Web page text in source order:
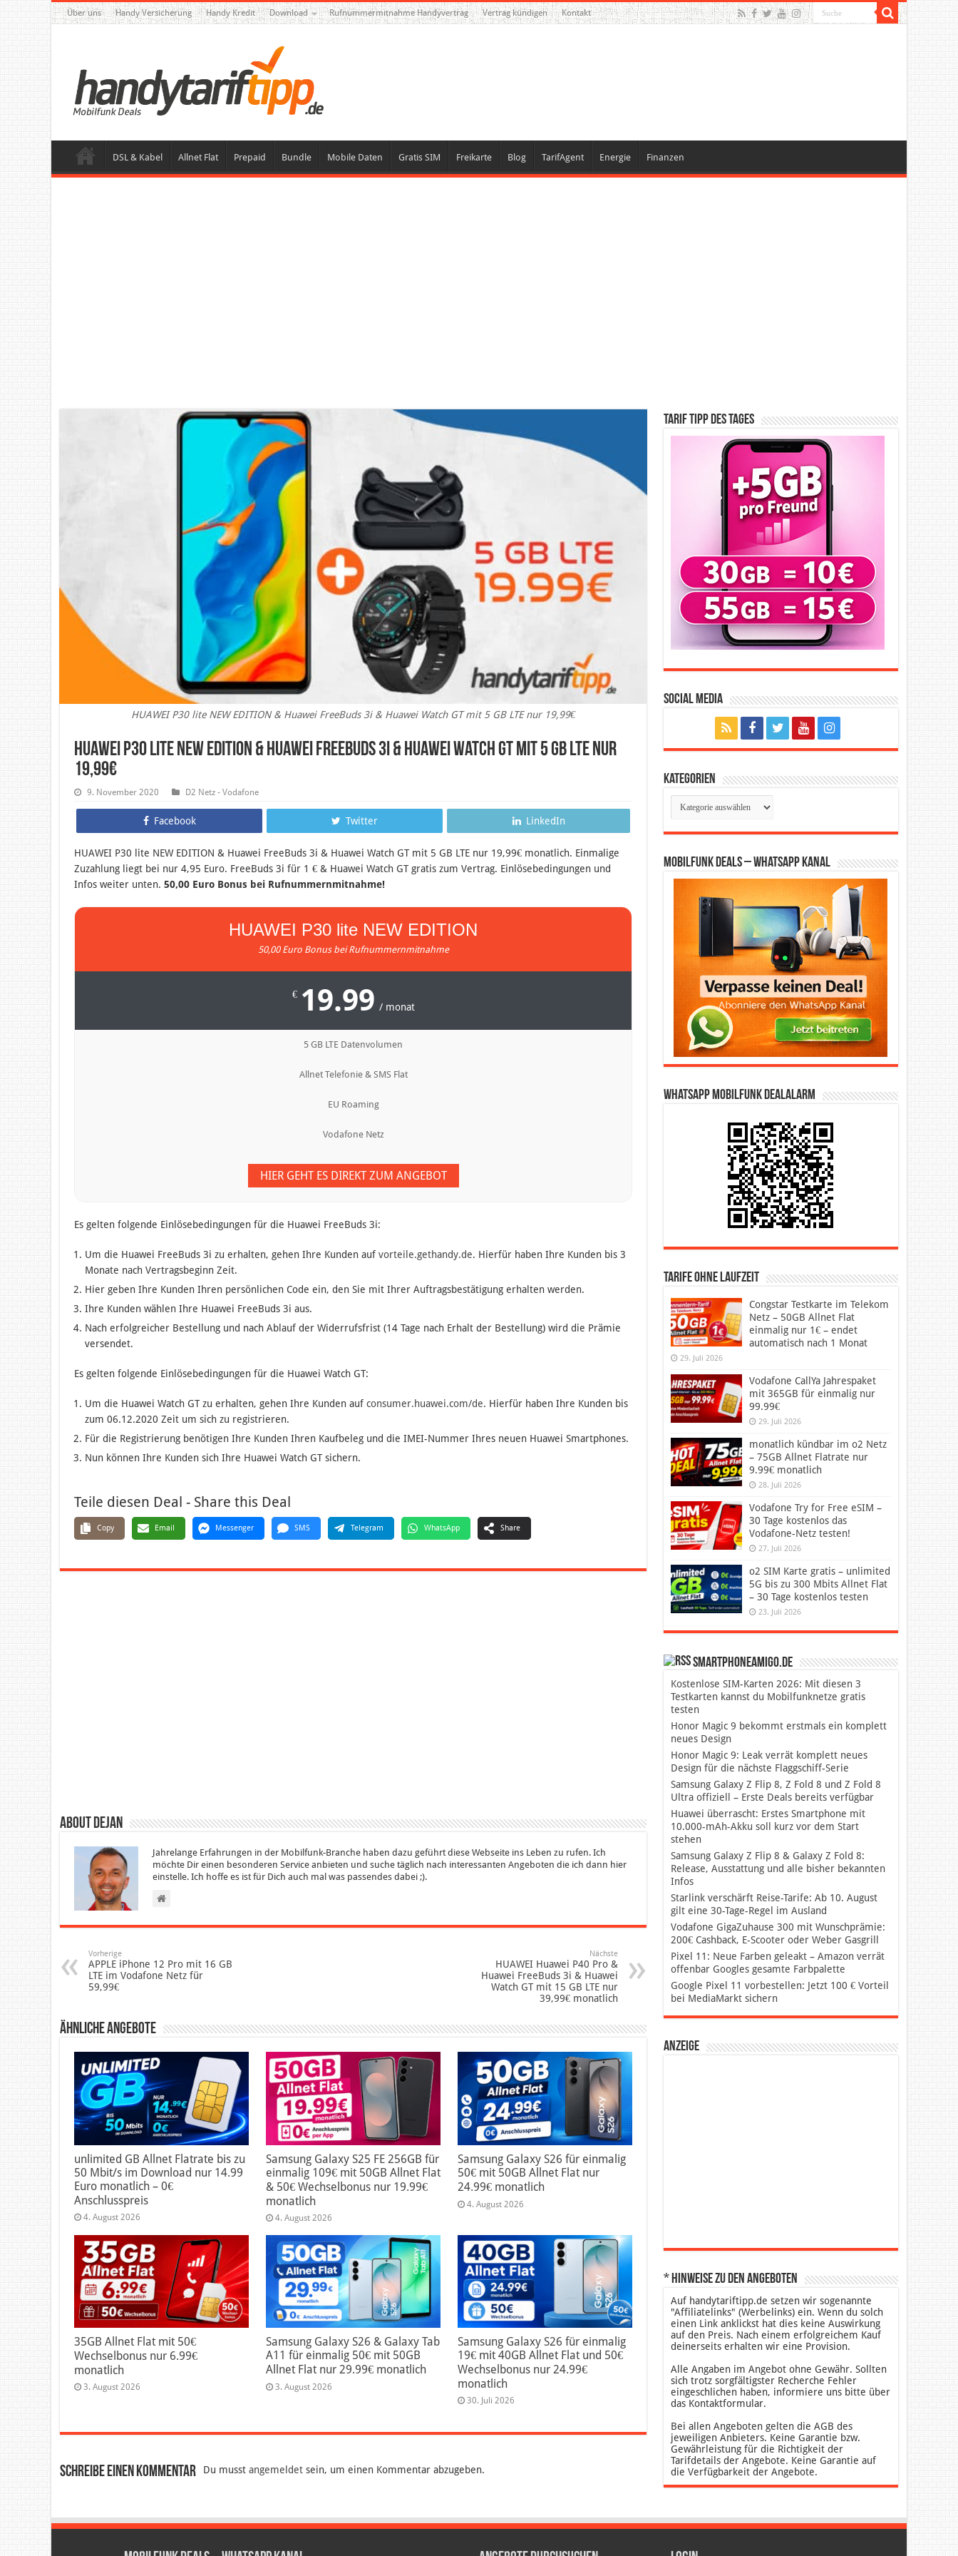
Über uns Handy Versicherung Handy Kredit Download Rufnummermitnahme Handyvertrag Vertrag kündigen Kontakt
DSL & Kabel Allnet Flat Prepaid Bundle Mobile Daten Gratis SIM Freikarte Blog TarifAgent Energie Finanzen
HUAWEI P30 lite NEW EDITION & Huawei FreeBuds 3i & Huawei Watch GT mit 5 GB LTE nur 19,99€
HUAWEI P30 lite NEW EDITION & Huawei FreeBuds 3i & Huawei Watch GT mit 5 GB LTE nur
19,99€
9. November 2020 D2 Netz - Vodafone
Facebook Twitter LinkedIn
HUAWEI P30 lite NEW EDITION & Huawei FreeBuds 3i & Huawei Watch GT mit 5 GB LTE nur 19,99€ monatlich. Einmalige
Zuzahlung liegt bei nur 4,95 Euro. FreeBuds 3i für 1 € & Huawei Watch GT gratis zum Vertrag. Einlösebedingungen und
Infos weiter unten. 50,00 Euro Bonus bei Rufnummernmitnahme!
HUAWEI P30 lite NEW EDITION
50,00 Euro Bonus bei Rufnummernmitnahme
€ 19.99 / monat
5 GB LTE Datenvolumen
Allnet Telefonie & SMS Flat
EU Roaming
Vodafone Netz
HIER GEHT ES DIREKT ZUM ANGEBOT
Es gelten folgende Einlösebedingungen für die Huawei FreeBuds 3i:
Um die Huawei FreeBuds 3i zu erhalten, gehen Ihre Kunden auf vorteile.gethandy.de. Hierfür haben Ihre Kunden bis 3
Monate nach Vertragsbeginn Zeit.
Hier geben Ihre Kunden Ihren persönlichen Code ein, den Sie mit Ihrer Auftragsbestätigung erhalten werden.
Ihre Kunden wählen Ihre Huawei FreeBuds 3i aus.
Nach erfolgreicher Bestellung und nach Ablauf der Widerrufsfrist (14 Tage nach Erhalt der Bestellung) wird die Prämie
versendet.
Es gelten folgende Einlösebedingungen für die Huawei Watch GT:
Um die Huawei Watch GT zu erhalten, gehen Ihre Kunden auf consumer.huawei.com/de. Hierfür haben Ihre Kunden bis
zum 06.12.2020 Zeit um sich zu registrieren.
Für die Registrierung benötigen Ihre Kunden Ihren Kaufbeleg und die IMEI-Nummer Ihres neuen Huawei Smartphones.
Nun können Ihre Kunden sich Ihre Huawei Watch GT sichern.
Teile diesen Deal - Share this Deal
Copy Email Messenger SMS Telegram WhatsApp Share
About Dejan
Jahrelange Erfahrungen in der Mobilfunk-Branche haben dazu geführt diese Webseite ins Leben zu rufen. Ich
möchte Dir einen besonderen Service anbieten und suche täglich nach interessanten Angeboten die ich dann hier
einstelle. Ich hoffe es ist für Dich auch mal was passendes dabei ;).
Vorherige
APPLE iPhone 12 Pro mit 16 GB
LTE im Vodafone Netz für
59,99€
Nächste
HUAWEI Huawei P40 Pro &
Huawei FreeBuds 3i & Huawei
Watch GT mit 15 GB LTE nur
39,99€ monatlich
Ähnliche Angebote
unlimited GB Allnet Flatrate bis zu
50 Mbit/s im Download nur 14.99
Euro monatlich – 0€
Anschlusspreis
4. August 2026
Samsung Galaxy S25 FE 256GB für
einmalig 109€ mit 50GB Allnet Flat
& 50€ Wechselbonus nur 19.99€
monatlich
4. August 2026
Samsung Galaxy S26 für einmalig
50€ mit 50GB Allnet Flat nur
24.99€ monatlich
4. August 2026
35GB Allnet Flat mit 50€
Wechselbonus nur 6.99€
monatlich
3. August 2026
Samsung Galaxy S26 & Galaxy Tab
A11 für einmalig 50€ mit 50GB
Allnet Flat nur 29.99€ monatlich
3. August 2026
Samsung Galaxy S26 für einmalig
19€ mit 40GB Allnet Flat und 50€
Wechselbonus nur 24.99€
monatlich
30. Juli 2026
Schreibe einen Kommentar Du musst angemeldet sein, um einen Kommentar abzugeben.
Tarif Tipp des Tages
Social Media
Kategorien
Kategorien
Mobilfunk Deals – WhatsApp Kanal
WhatsApp Mobilfunk DealAlarm
Tarife ohne Laufzeit
Congstar Testkarte im Telekom
Netz – 50GB Allnet Flat
einmalig nur 1€ – endet
automatisch nach 1 Monat
29. Juli 2026
Vodafone CallYa Jahrespaket
mit 365GB für einmalig nur
99.99€
29. Juli 2026
monatlich kündbar im o2 Netz
– 75GB Allnet Flatrate nur
9.99€ monatlich
28. Juli 2026
Vodafone Try for Free eSIM –
30 Tage kostenlos das
Vodafone-Netz testen!
27. Juli 2026
o2 SIM Karte gratis – unlimited
5G bis zu 300 Mbits Allnet Flat
– 30 Tage kostenlos testen
23. Juli 2026
SmartphoneAmigo.de
Kostenlose SIM-Karten 2026: Mit diesen 3
Testkarten kannst du Mobilfunknetze gratis
testen
Honor Magic 9 bekommt erstmals ein komplett
neues Design
Honor Magic 9: Leak verrät komplett neues
Design für die nächste Flaggschiff-Serie
Samsung Galaxy Z Flip 8, Z Fold 8 und Z Fold 8
Ultra offiziell – Erste Deals bereits verfügbar
Huawei überrascht: Erstes Smartphone mit
10.000-mAh-Akku soll kurz vor dem Start
stehen
Samsung Galaxy Z Flip 8 & Galaxy Z Fold 8:
Release, Ausstattung und alle bisher bekannten
Infos
Starlink verschärft Reise-Tarife: Ab 10. August
gilt eine 30-Tage-Regel im Ausland
Vodafone GigaZuhause 300 mit Wunschprämie:
200€ Cashback, E-Scooter oder Weber Gasgrill
Pixel 11: Neue Farben geleakt – Amazon verrät
offenbar Googles gesamte Farbpalette
Google Pixel 11 vorbestellen: Jetzt 100 € Vorteil
bei MediaMarkt sichern
Anzeige
* Hinweise zu den Angeboten
Auf handytariftipp.de setzen wir sogenannte
"Affiliatelinks" (Werbelinks) ein. Wenn du solch
einen Link anklickst hat dies keine Auswirkung
auf den Preis. Nach einem erfolgreichem Kauf
deinerseits erhalten wir eine Provision.
Alle Angaben im Angebot ohne Gewähr. Sollten
sich trotz sorgfältigster Recherche Fehler
eingeschlichen haben, informiere uns bitte über
das Kontaktformular.
Bei allen Angeboten gelten die AGB des
jeweiligen Anbieters. Keine Garantie bzw.
Gewährleistung für die Richtigkeit der
Tarifdetails der Angebote. Keine Garantie auf
die Verfügbarkeit der Angebote.